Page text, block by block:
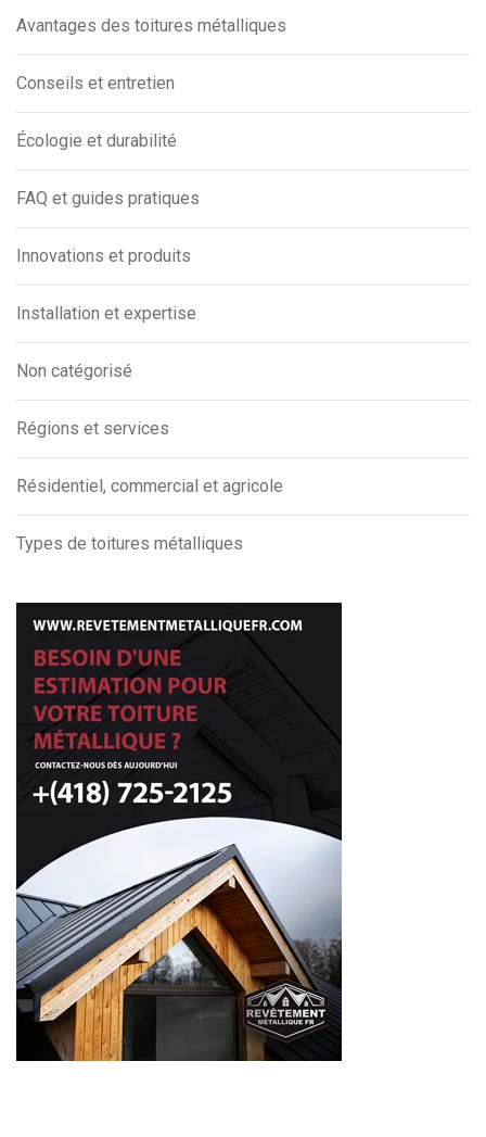
Avantages des toitures métalliques
Conseils et entretien
Écologie et durabilité
FAQ et guides pratiques
Innovations et produits
Installation et expertise
Non catégorisé
Régions et services
Résidentiel, commercial et agricole
Types de toitures métalliques